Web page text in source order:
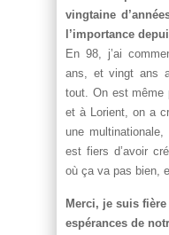
vingtaine
l’importance
En 98, j’ai
ans, et vingt ans
tout. On est même
et à Lorient, on a
une
est fiers d’avoir
où ça va pas bien,
Merci, je suis
espérances de